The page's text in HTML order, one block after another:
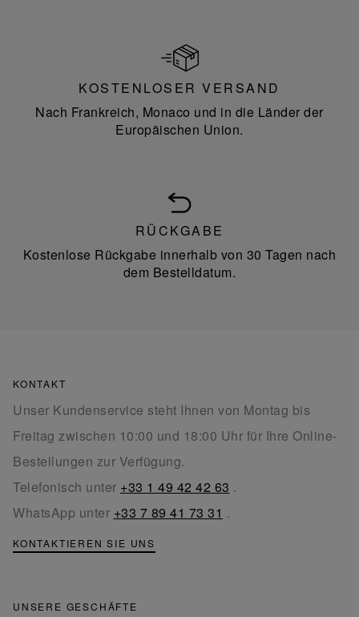
KOSTENLOSER VERSAND
Nach Frankreich, Monaco und in die Länder der
Europäischen Union.
RÜCKGABE
Kostenlose Rückgabe innerhalb von 30 Tagen nach
dem Bestelldatum.
KONTAKT
Unser Kundenservice steht Ihnen von Montag bis
Freitag zwischen 10:00 und 18:00 Uhr für Ihre Online-
Bestellungen zur Verfügung.
Telefonisch unter +33 1 49 42 42 63 .
WhatsApp unter +33 7 89 41 73 31 .
KONTAKTIEREN SIE UNS
UNSERE GESCHÄFTE